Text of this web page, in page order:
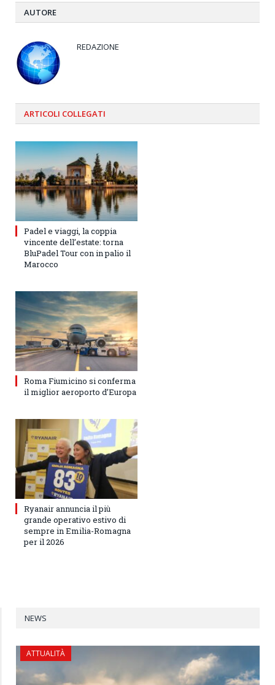
AUTORE
REDAZIONE
ARTICOLI COLLEGATI
Padel e viaggi, la coppia
vincente dell’estate: torna
BluPadel Tour con in palio il
Marocco
Roma Fiumicino si conferma
il miglior aeroporto d’Europa
Ryanair annuncia il più
grande operativo estivo di
sempre in Emilia-Romagna
per il 2026
NEWS
ATTUALITÀ